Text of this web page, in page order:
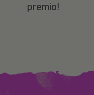
premio!